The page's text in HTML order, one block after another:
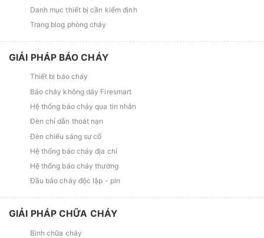
Danh mục thiết bị cần kiểm định
Trang blog phòng cháy
GIẢI PHÁP BÁO CHÁY
Thiết bị báo cháy
Báo cháy không dây Firesmart
Hệ thống báo cháy qua tin nhắn
Đèn chỉ dẫn thoát nạn
Đèn chiếu sáng sự cố
Hệ thống báo cháy địa chỉ
Hệ thống báo cháy thường
Đầu báo cháy độc lập - pin
GIẢI PHÁP CHỮA CHÁY
Bình chữa cháy